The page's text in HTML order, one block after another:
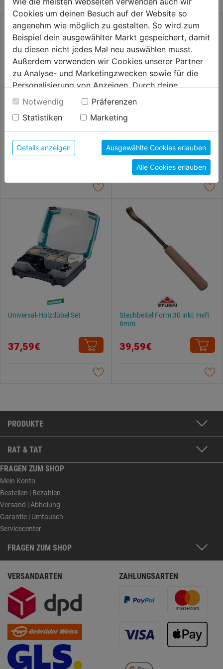
Standardhobel 255mm Kombihobel 255mm
36,99€
Universal-Holzdübel Set
37,59€
Stechbeitel Form 30 inkl. Heft
6mm
39,59€
PRODUKTE
RAT & TAT
FRAGEN ZUM SHOP
Mein Konto
Bestellen | Bezahlen
Versand | Abholung
Garantie | Umtausch
Servicecenter
FRAGEN ZUM SHOP
VERSANDARTEN ZAHLUNGSARTEN
Cookies um deinen Besuch auf der Website so
angenehm wie möglich zu gestalten. So wird zum
Beispiel dein ausgewählter Markt gespeichert, damit
du diesen nicht jedes Mal neu auswählen musst.
Außerdem verwenden wir Cookies unserer Partner
zu Analyse- und Marketingzwecken sowie für die
Personalisierung von Anzeigen. Durch deine
Einwilligung werden die Daten von Drittanbieter,
unter anderem auch in den USA, verarbeitet.
Durch Klick auf "Alle Cookies erlauben" stimmst du
der Verwendung aller Cookies zu. Unter "Details
anzeigen" findest du alle Infos zu den
unterschiedlichen Cookies, unter "Cookies
Konfigurieren" kannst du auswählen, welche Cookies
du zulassen möchtest und welche nicht.
Weitere Informationen findest du in unserer
Datenschutzerklärung
Notwendig
Präferenzen
Statistiken
Marketing
Details anzeigen Ausgewählte Cookies erlauben
Alle Cookies erlauben